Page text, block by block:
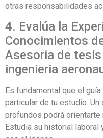
otras responsabilidades
4. Evalúa la
Conocimientos
Asesoria de
ingenieria
Es fundamental que el
particular de tu estudio.
profundos podrá
Estudia su historial laboral